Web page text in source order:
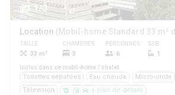
1/3
Location
TAILLE
33 m²
CHAMBRES
3
PERSONNES
6
SDB
1
Inclus dans ce mobil-home / chalet
Toilettes séparées Eau chaude Micro-onde
Télévision
+ plus de détails